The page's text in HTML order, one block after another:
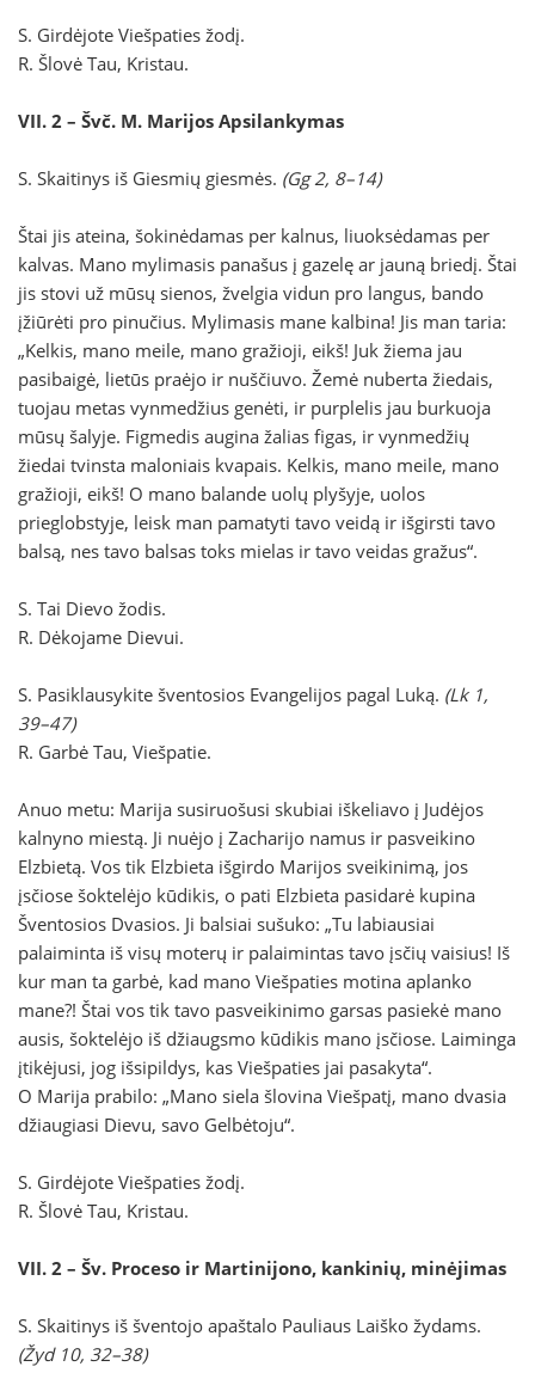
S. Girdėjote Viešpaties žodį.
R. Šlovė Tau, Kristau.
VII. 2 – Švč. M. Marijos Apsilankymas
S. Skaitinys iš Giesmių giesmės. (Gg 2, 8–14)
Štai jis ateina, šokinėdamas per kalnus, liuoksėdamas per
kalvas. Mano mylimasis panašus į gazelę ar jauną briedį. Štai
jis stovi už mūsų sienos, žvelgia vidun pro langus, bando
įžiūrėti pro pinučius. Mylimasis mane kalbina! Jis man taria:
„Kelkis, mano meile, mano gražioji, eikš! Juk žiema jau
pasibaigė, lietūs praėjo ir nuščiuvo. Žemė nuberta žiedais,
tuojau metas vynmedžius genėti, ir purplelis jau burkuoja
mūsų šalyje. Figmedis augina žalias figas, ir vynmedžių
žiedai tvinsta maloniais kvapais. Kelkis, mano meile, mano
gražioji, eikš! O mano balande uolų plyšyje, uolos
prieglobstyje, leisk man pamatyti tavo veidą ir išgirsti tavo
balsą, nes tavo balsas toks mielas ir tavo veidas gražus“.
S. Tai Dievo žodis.
R. Dėkojame Dievui.
S. Pasiklausykite šventosios Evangelijos pagal Luką. (Lk 1,
39–47)
R. Garbė Tau, Viešpatie.
Anuo metu: Marija susiruošusi skubiai iškeliavo į Judėjos
kalnyno miestą. Ji nuėjo į Zacharijo namus ir pasveikino
Elzbietą. Vos tik Elzbieta išgirdo Marijos sveikinimą, jos
įsčiose šoktelėjo kūdikis, o pati Elzbieta pasidarė kupina
Šventosios Dvasios. Ji balsiai sušuko: „Tu labiausiai
palaiminta iš visų moterų ir palaimintas tavo įsčių vaisius! Iš
kur man ta garbė, kad mano Viešpaties motina aplanko
mane?! Štai vos tik tavo pasveikinimo garsas pasiekė mano
ausis, šoktelėjo iš džiaugsmo kūdikis mano įsčiose. Laiminga
įtikėjusi, jog išsipildys, kas Viešpaties jai pasakyta“.
O Marija prabilo: „Mano siela šlovina Viešpatį, mano dvasia
džiaugiasi Dievu, savo Gelbėtoju“.
S. Girdėjote Viešpaties žodį.
R. Šlovė Tau, Kristau.
VII. 2 – Šv. Proceso ir Martinijono, kankinių, minėjimas
S. Skaitinys iš šventojo apaštalo Pauliaus Laiško žydams.
(Žyd 10, 32–38)